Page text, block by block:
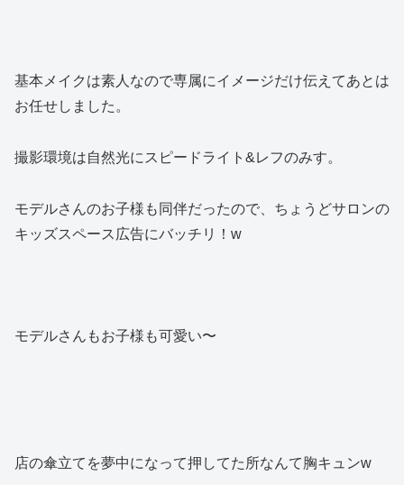
基本メイクは素人なので専属にイメージだけ伝えてあとは
お任せしました。
撮影環境は自然光にスピードライト&レフのみす。
モデルさんのお子様も同伴だったので、ちょうどサロンの
キッズスペース広告にバッチリ！w
モデルさんもお子様も可愛い〜
店の傘立てを夢中になって押してた所なんて胸キュンw